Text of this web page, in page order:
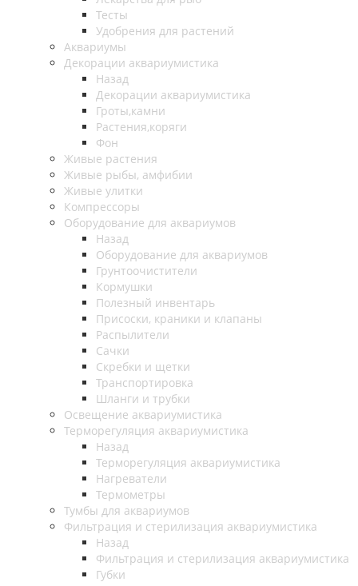
Тесты
Удобрения для растений
Аквариумы
Декорации аквариумистика
Назад
Декорации аквариумистика
Гроты,камни
Растения,коряги
Фон
Живые растения
Живые рыбы, амфибии
Живые улитки
Компрессоры
Оборудование для аквариумов
Назад
Оборудование для аквариумов
Грунтоочистители
Кормушки
Полезный инвентарь
Присоски, краники и клапаны
Распылители
Сачки
Скребки и щетки
Транспортировка
Шланги и трубки
Освещение аквариумистика
Терморегуляция аквариумистика
Назад
Терморегуляция аквариумистика
Нагреватели
Термометры
Тумбы для аквариумов
Фильтрация и стерилизация аквариумистика
Назад
Фильтрация и стерилизация аквариумистика
Губки